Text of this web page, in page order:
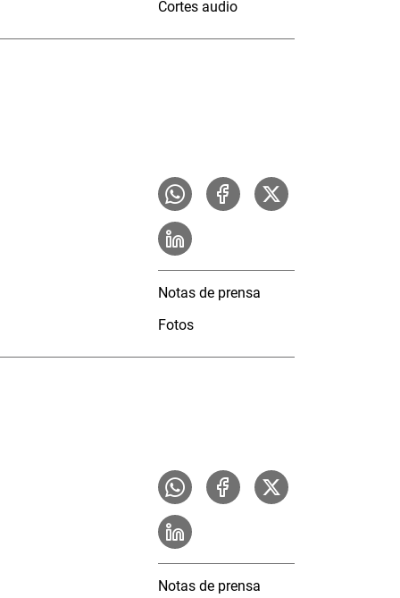
Cortes audio
Notas de prensa
Fotos
Notas de prensa